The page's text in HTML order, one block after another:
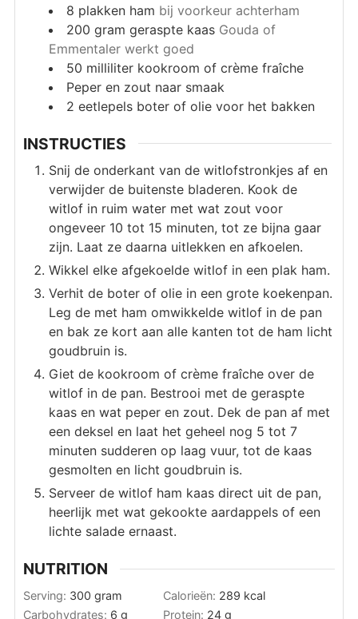
8 plakken ham bij voorkeur achterham
200 gram geraspte kaas Gouda of
Emmentaler werkt goed
50 milliliter kookroom of crème fraîche
Peper en zout naar smaak
2 eetlepels boter of olie voor het bakken
INSTRUCTIES
Snij de onderkant van de witlofstronkjes af en
verwijder de buitenste bladeren. Kook de
witlof in ruim water met wat zout voor
ongeveer 10 tot 15 minuten, tot ze bijna gaar
zijn. Laat ze daarna uitlekken en afkoelen.
Wikkel elke afgekoelde witlof in een plak ham.
Verhit de boter of olie in een grote koekenpan.
Leg de met ham omwikkelde witlof in de pan
en bak ze kort aan alle kanten tot de ham licht
goudbruin is.
Giet de kookroom of crème fraîche over de
witlof in de pan. Bestrooi met de geraspte
kaas en wat peper en zout. Dek de pan af met
een deksel en laat het geheel nog 5 tot 7
minuten sudderen op laag vuur, tot de kaas
gesmolten en licht goudbruin is.
Serveer de witlof ham kaas direct uit de pan,
heerlijk met wat gekookte aardappels of een
lichte salade ernaast.
NUTRITION
Serving: 300 gram Calorieën: 289 kcal
Carbohydrates: 6 g Protein: 24 g